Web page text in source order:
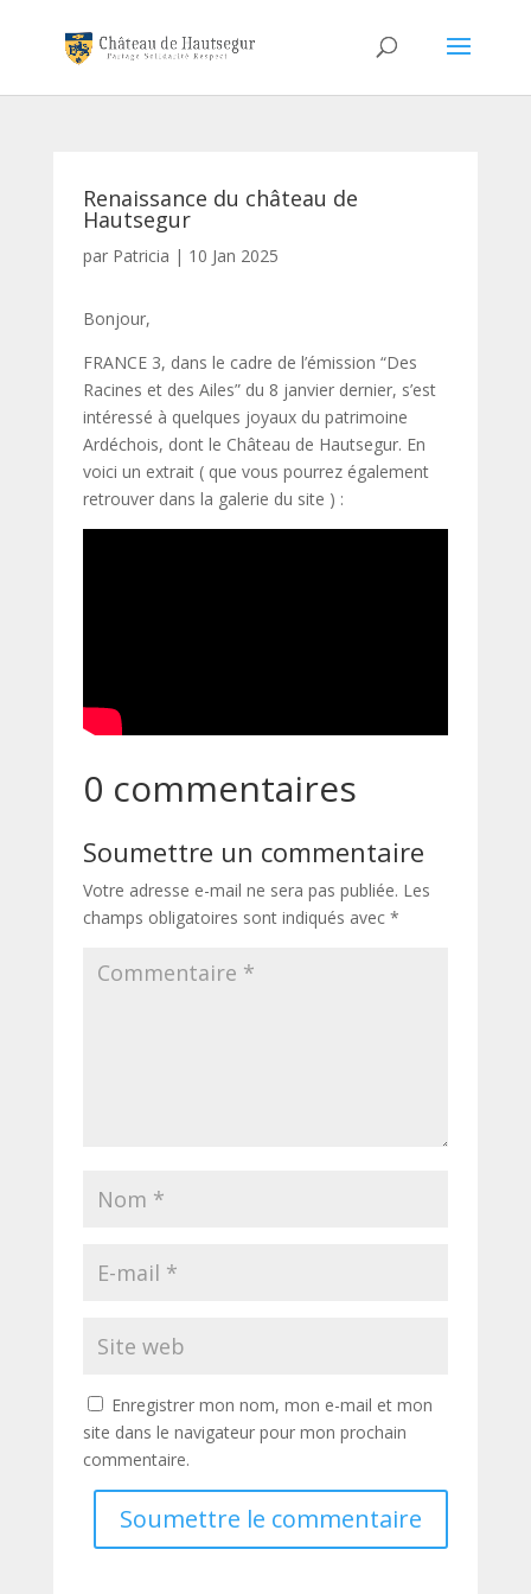
Renaissance du château de
Hautsegur
par Patricia | 10 Jan 2025
Bonjour,
FRANCE 3, dans le cadre de l’émission “Des
Racines et des Ailes” du 8 janvier dernier, s’est
intéressé à quelques joyaux du patrimoine
Ardéchois, dont le Château de Hautsegur. En
voici un extrait ( que vous pourrez également
retrouver dans la galerie du site ) :
0 commentaires
Soumettre un commentaire
Votre adresse e-mail ne sera pas publiée. Les
champs obligatoires sont indiqués avec *
Enregistrer mon nom, mon e-mail et mon
site dans le navigateur pour mon prochain
commentaire.
Soumettre le commentaire